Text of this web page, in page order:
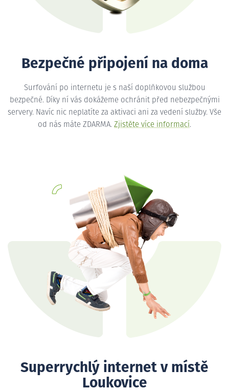
Bezpečné připojení na doma
Surfování po internetu je s naší doplňkovou službou
bezpečné. Díky ní vás dokážeme ochránit před nebezpečnými
servery. Navíc nic neplatíte za aktivaci ani za vedení služby. Vše
od nás máte ZDARMA. Zjistěte více informací.
Superrychlý internet v místě
Loukovice